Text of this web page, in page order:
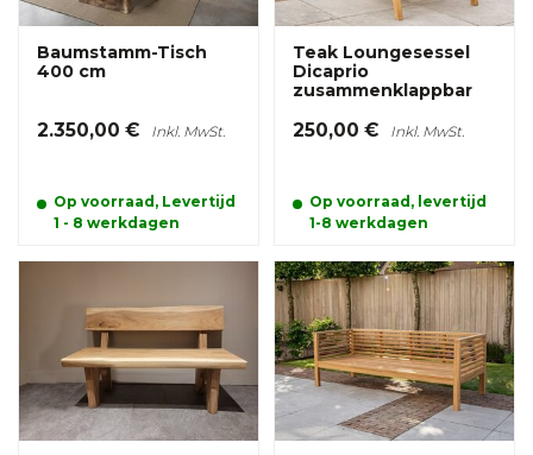
Baumstamm-Tisch
400 cm
2.350,00 € Inkl. MwSt.
Op voorraad, Levertijd
1 - 8 werkdagen
Teak Loungesessel
Dicaprio
zusammenklappbar
250,00 € Inkl. MwSt.
Op voorraad, levertijd
1-8 werkdagen